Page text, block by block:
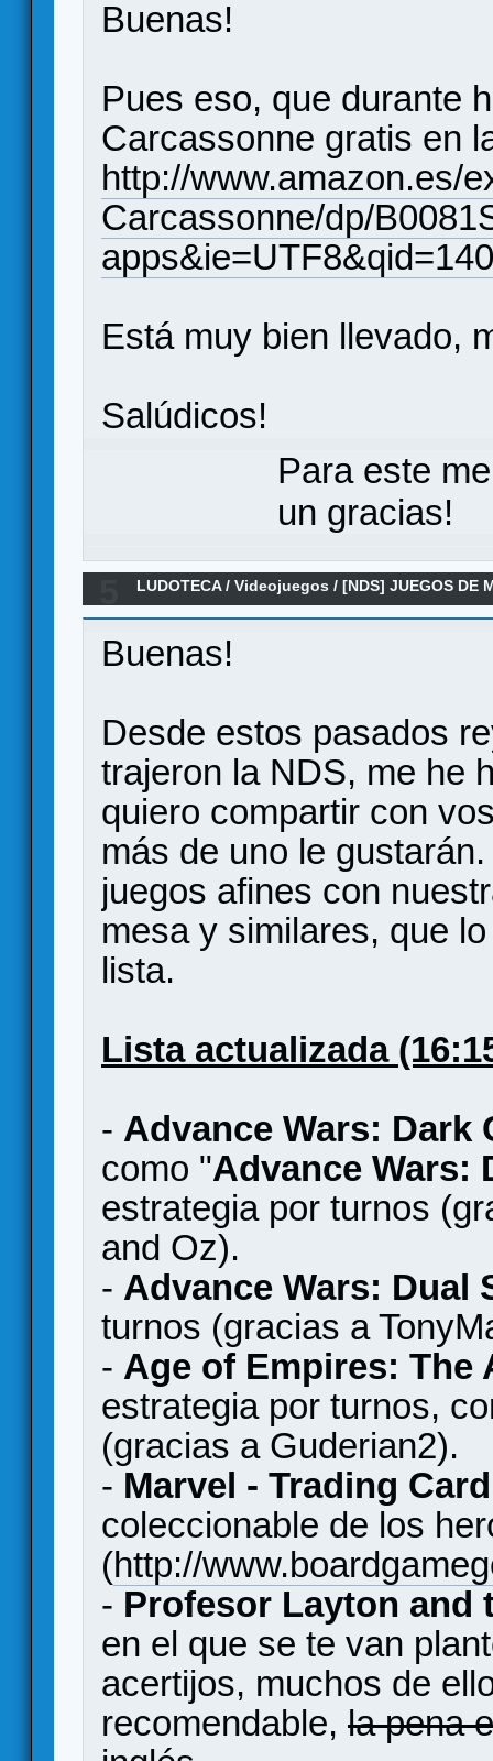
Buenas!
Pues eso, que durante
Carcassonne gratis en
http://www.amazon.es/
Carcassonne/dp/
Está muy bien llevado,
Salúdicos!
Para este
un gracias!
LUDOTECA/Videojuegos /[NDS] JUEGOS DE
Buenas!
Desde estos pasados
trajeron la NDS, me he
quiero compartir con
más de uno le
juegos afines con
mesa y similares, que
lista.
Lista actualizada
- Advance Wars: Dark
como "Advance Wars:
estrategia por turnos
and Oz).
- Advance Wars: Dual
turnos (gracias a
- Age of Empires: The
estrategia por turnos,
(gracias a Guderian2).
- Marvel - Trading
coleccionable de los
(http://
- Profesor Layton and
en el que se te van
acertijos, muchos de
recomendable, la pena